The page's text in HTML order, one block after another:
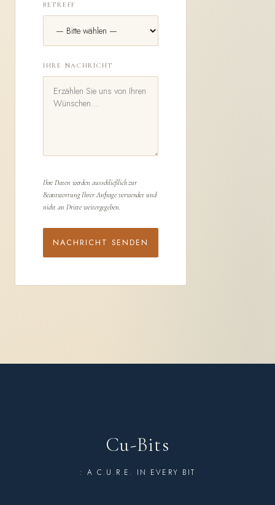
BETREFF
IHRE NACHRICHT
Ihre Daten werden ausschließlich zur
Beantwortung Ihrer Anfrage verwendet und
nicht an Dritte weitergegeben.
NACHRICHT SENDEN
Cu-Bits
: A C.U.R.E. IN EVERY BIT